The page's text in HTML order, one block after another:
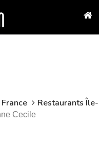
Restaurants
Cecile